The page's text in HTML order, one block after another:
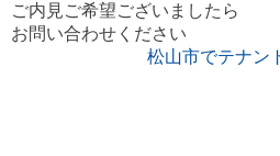
ご内見ご希望ございましたら
お問い合わせください
松山市でテナン